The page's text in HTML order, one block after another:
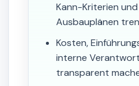
Kann-Kriterien
Ausbauplänen
Kosten,
interne
transparent